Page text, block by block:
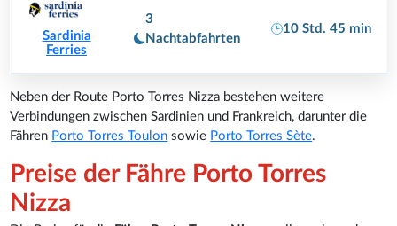
Sardinia
Ferries
3
Nachtabfahrten
10 Std. 45 min
Neben der Route Porto Torres Nizza bestehen weitere
Verbindungen zwischen Sardinien und Frankreich, darunter die
Fähren Porto Torres Toulon sowie Porto Torres Sète.
Preise der Fähre Porto Torres
Nizza